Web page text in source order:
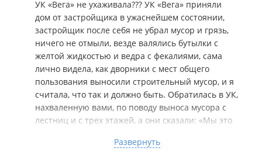
Сентябрь 2022
Август 2022
2024 год
Жители недавно сданного ЖК на Карбышева поднимаются
пешком на 24-й этаж из-за неработающих лифтов.
УК «Вега» не ухаживала??? УК «Вега» приняли
дом от застройщика в ужаснейшем состоянии,
застройщик после себя не убрал мусор и грязь,
ничего не отмыли, везде валялись бутылки с
желтой жидкостью и ведра с фекалиями, сама
лично видела, как дворники с мест общего
пользования выносили строительный мусор, и я
считала, что так и должно быть. Обратилась в УК,
нахваленную вами, по поводу выноса мусора с
лестниц и с трех этажей, а они сказали: «Мы это
это делать, а как найти, кто это сделал?» Так что
Развернуть